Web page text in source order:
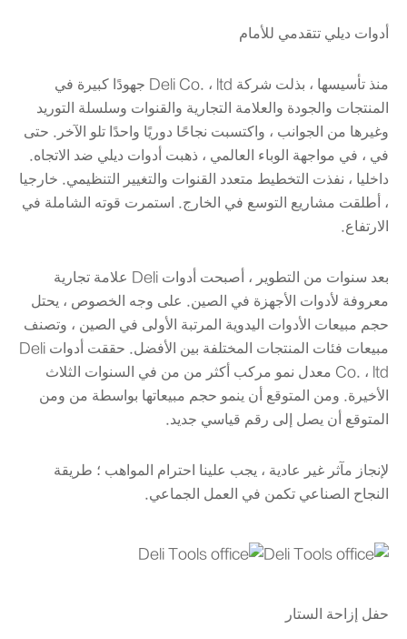
أدوات ديلي تتقدمي للأمام
منذ تأسيسها ، بذلت شركة Deli Co. ، ltd جهودًا كبيرة في
المنتجات والجودة والعلامة التجارية والقنوات وسلسلة التوريد
وغيرها من الجوانب ، واكتسبت نجاحًا دوريًا واحدًا تلو الآخر. حتى
في ، في مواجهة الوباء العالمي ، ذهبت أدوات ديلي ضد الاتجاه.
داخليا ، نفذت التخطيط متعدد القنوات والتغيير التنظيمي. خارجيا
، أطلقت مشاريع التوسع في الخارج. استمرت قوته الشاملة في
الارتفاع.
بعد سنوات من التطوير ، أصبحت أدوات Deli علامة تجارية
معروفة لأدوات الأجهزة في الصين. على وجه الخصوص ، يحتل
حجم مبيعات الأدوات اليدوية المرتبة الأولى في الصين ، وتصنف
مبيعات فئات المنتجات المختلفة بين الأفضل. حققت أدوات Deli
Co. ، ltd معدل نمو مركب أكثر من من في السنوات الثلاث
الأخيرة. ومن المتوقع أن ينمو حجم مبيعاتها بواسطة من ومن
المتوقع أن يصل إلى رقم قياسي جديد.
لإنجاز مآثر غير عادية ، يجب علينا احترام المواهب ؛ طريقة
النجاح الصناعي تكمن في العمل الجماعي.
حفل إزاحة الستار